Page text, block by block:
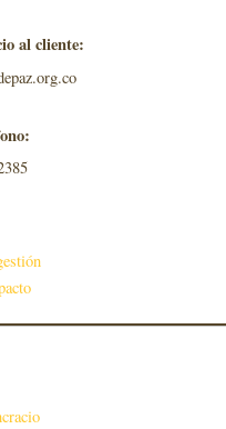
al cliente: